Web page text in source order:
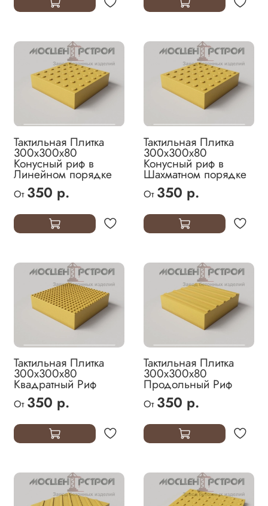
Тактильная Плитка
300х300х80
Конусный риф в
Линейном порядке
От 350 р.
Тактильная Плитка
300х300х80
Конусный риф в
Шахматном порядке
От 350 р.
Тактильная Плитка
300х300х80
Квадратный Риф
От 350 р.
Тактильная Плитка
300х300х80
Продольный Риф
От 350 р.